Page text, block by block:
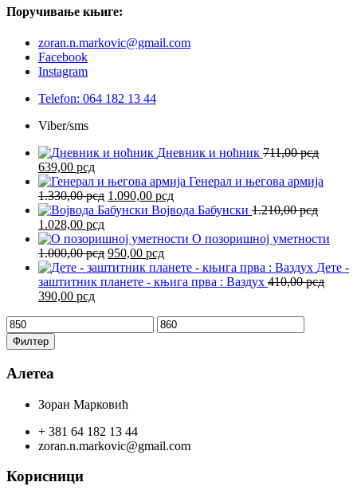
је
900,00 рсд.
Поручивање књиге:
zoran.n.markovic@gmail.com
Facebook
Instagram
Telefon: 064 182 13 44
Viber/sms
Дневник и ноћник 711,00рсд
Оригинална
цена
је
била:
711,00 рсд.
639,00 рсдТренутна
цена
је:
639,00 рсд.
Генерал и његова армија
1.330,00рсд Оригинална
цена
била:
1.330,00 рсд.
1.090,00 рсдТренутна
цена
1.090,00 рсд.
Војвода Бабунски 1.210,00рсд
Оригинална
цена
је
била:
1.210,00 рсд.
1.028,00 рсдТренутна
цена
је:
1.028,00 рсд.
О позоришној уметности
1.000,00рсд Оригинална
цена
је
950,00 рсдТренутна
цена
је:
Дете -
заштитник планете - књига прва : Ваздух 410,00рсд
Оригинална
била:
410,00 рсд.
390,00 рсдТренутна
Минимална
цена
Максимална
цена
Филтер
Алетеа
Зоран Марковић
+ 381 64 182 13 44
zoran.n.markovic@gmail.com
Корисници